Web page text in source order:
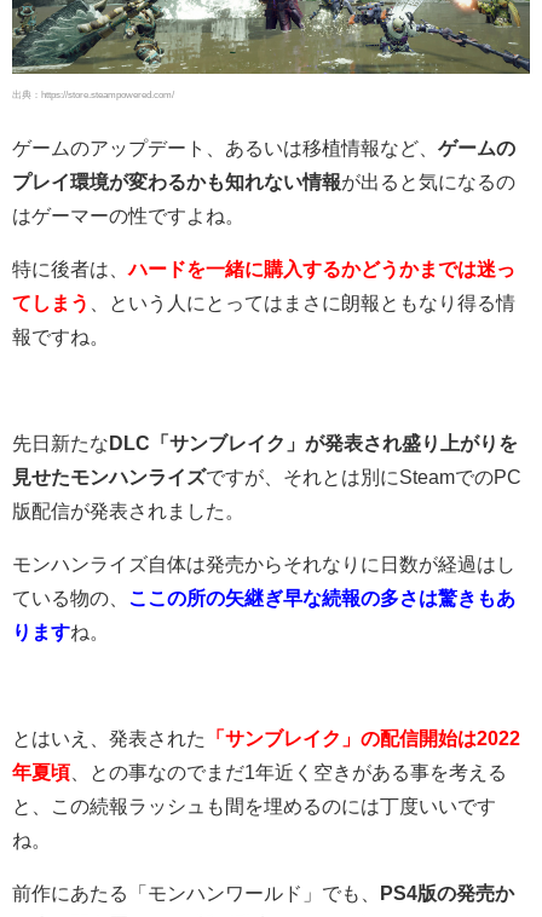
出典：https://store.steampowered.com/
ゲームのアップデート、あるいは移植情報など、 ゲームの
プレイ環境が変わるかも知れない情報が出ると気になるの
はゲーマーの性ですよね。
特に後者は、ハードを一緒に購入するかどうかまでは迷っ
てしまう
、という人にとってはまさに朗報ともなり得る情
報ですね。
先日新たな DLC「サンブレイク」が発表され盛り上がりを
見せたモンハンライズですが、それとは別にSteamでのPC
版配信が発表されました。
モンハンライズ自体は発売からそれなりに日数が経過はし
ている物の、 ここの所の矢継ぎ早な続報の多さは驚きもあ
りますね。
とはいえ、発表された
「サンブレイク」の配信開始は2022
年夏頃 、との事なのでまだ1年近く空きがある事を考える
と、この続報ラッシュも間を埋めるのには丁度いいです
ね。
前作にあたる「モンハンワールド」でも、
PS4版の発売か